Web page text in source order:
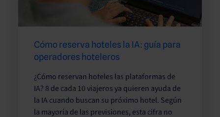
Cómo reserva hoteles la IA: guía para
operadores hoteleros
¿Cómo reservan hoteles las plataformas de
IA? 8 de cada 10 viajeros ya quieren ayuda de
la IA cuando buscan su próximo hotel. Según
la mayoría de las previsiones, esta cifra no